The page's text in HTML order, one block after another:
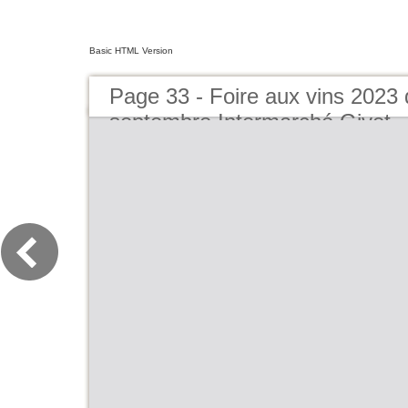
Basic HTML Version
Page 33 - Foire aux vins 2023
septembre Intermarché Givet